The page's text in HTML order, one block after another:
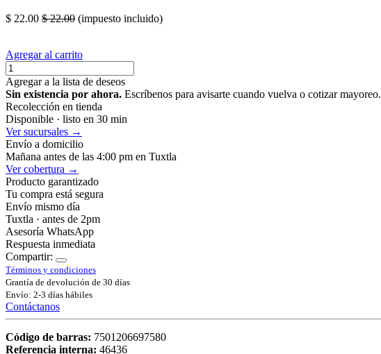
$ 22.00 $22.00 (impuesto incluido)
Agregar al carrito
Agregar a la lista de deseos
Sin existencia por ahora. Escríbenos para avisarte cuando vuelva o cotizar mayoreo.
Recolección en tienda
Disponible · listo en 30 min
Ver sucursales →
Envío a domicilio
Mañana antes de las 4:00 pm en Tuxtla
Ver cobertura →
Producto garantizado
Tu compra está segura
Envío mismo día
Tuxtla · antes de 2pm
Asesoría WhatsApp
Respuesta inmediata
Compartir:
Términos y condiciones
Grantía de devolución de 30 días
Envío: 2-3 días hábiles
Contáctanos
Código de barras: 7501206697580
Referencia interna: 46436